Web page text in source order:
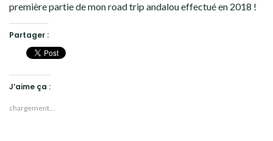
première partie de mon road trip andalou effectué en 2018 !
Partager :
J’aime ça :
chargement…